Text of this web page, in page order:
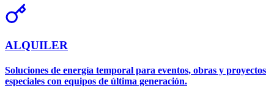
ALQUILER
Soluciones de energía temporal para eventos, obras y proyectos
especiales con equipos de última generación.